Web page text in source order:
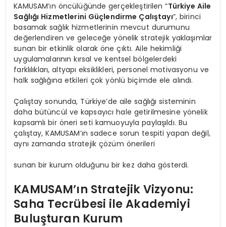
KAMUSAM’ın öncülüğünde gerçekleştirilen “Türkiye Aile
Sağlığı Hizmetlerini Güçlendirme Çalıştayı”, birinci
basamak sağlık hizmetlerinin mevcut durumunu
değerlendiren ve geleceğe yönelik stratejik yaklaşımlar
sunan bir etkinlik olarak öne çıktı. Aile hekimliği
uygulamalarının kırsal ve kentsel bölgelerdeki
farklılıkları, altyapı eksiklikleri, personel motivasyonu ve
halk sağlığına etkileri çok yönlü biçimde ele alındı.
Çalıştay sonunda, Türkiye’de aile sağlığı sisteminin
daha bütüncül ve kapsayıcı hale getirilmesine yönelik
kapsamlı bir öneri seti kamuoyuyla paylaşıldı. Bu
çalıştay, KAMUSAM’ın sadece sorun tespiti yapan değil,
aynı zamanda stratejik çözüm önerileri
sunan bir kurum olduğunu bir kez daha gösterdi.
KAMUSAM’ın Stratejik Vizyonu:
Saha Tecrübesi ile Akademiyi
Buluşturan Kurum